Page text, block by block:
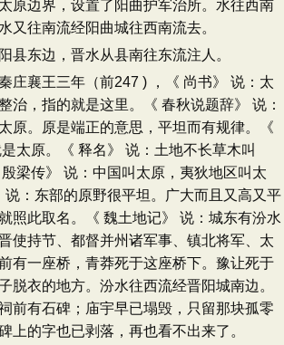
原边界，设置了阳曲护军治所。水往西南
又往南流经阳曲城往西南流去。
东边，晋水从县南往东流注人。
襄王三年（前247 ) ，《 尚书》 说：太
治，指的就是这里。《 春秋说题辞》 说：
原。原是端正的意思，平坦而有规律。《
太原。《 释名》 说：土地不长草木叫
梁传》 说：中国叫太原，夷狄地区叫太
说：东部的原野很平坦。广大而且又高又平
照此取名。《 魏土地记》 说：城东有汾水
使持节、都督并州诸军事、镇北将军、太
有一座桥，青莽死于这座桥下。豫让死于
脱衣的地方。汾水往西流经晋阳城南边。
前有石碑；庙宇早已塌毁，只留那块孤零
上的字也已剥落，再也看不出来了。